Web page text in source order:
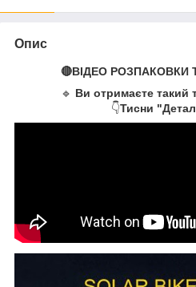
Опис
🔴ВІДЕО РОЗПАКОВКИ
🔹 Ви отримаєте такий
👇Тисни